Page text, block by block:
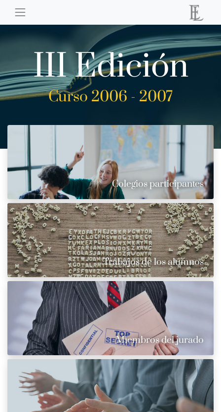
III Edición
Curso 2006 - 2007
Colegios participantes
Trabajos de los alumnos
Miembros del jurado